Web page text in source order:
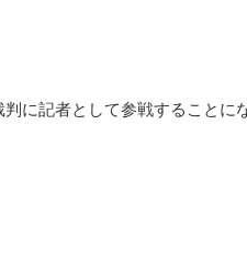
判に記者として参戦すること